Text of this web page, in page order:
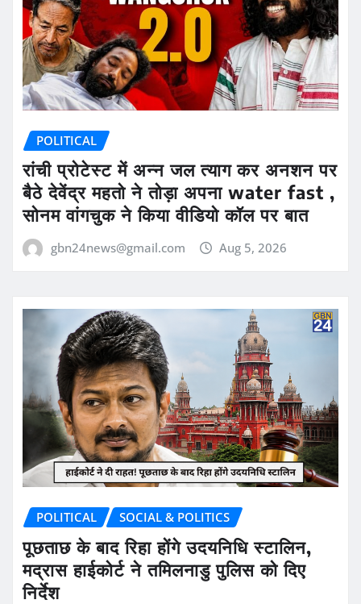
POLITICAL
रांची प्रोटेस्ट में अन्न जल त्याग कर अनशन पर
बैठे देवेंद्र महतो ने तोड़ा अपना water fast ,
सोनम वांगचुक ने किया वीडियो कॉल पर बात
gbn24news@gmail.com Aug 5, 2026
POLITICAL SOCIAL & POLITICS
पूछताछ के बाद रिहा होंगे उदयनिधि स्टालिन,
मद्रास हाईकोर्ट ने तमिलनाडु पुलिस को दिए
निर्देश